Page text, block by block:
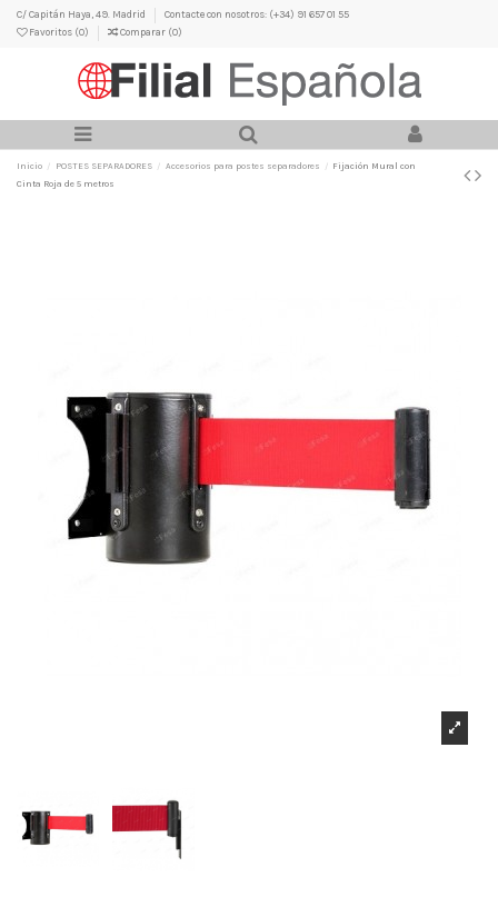
C/ Capitán Haya, 49. Madrid
Contacte con nosotros: (+34) 91 657 01 55
Favoritos (0) Comparar (0)
Inicio POSTES SEPARADORES Accesorios para postes separadores
Fijación Mural con
Cinta Roja de 5 metros